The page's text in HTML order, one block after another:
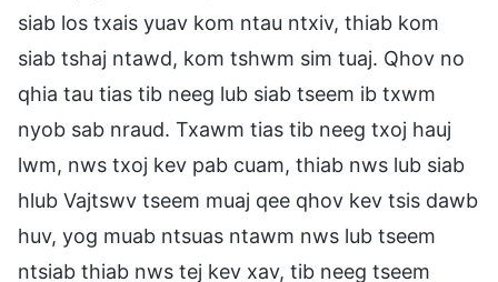
siab los txais yuav kom ntau ntxiv, thiab kom
siab tshaj ntawd, kom tshwm sim tuaj. Qhov no
qhia tau tias tib neeg lub siab tseem ib txwm
nyob sab nraud. Txawm tias tib neeg txoj hauj
lwm, nws txoj kev pab cuam, thiab nws lub siab
hlub Vajtswv tseem muaj qee qhov kev tsis dawb
huv, yog muab ntsuas ntawm nws lub tseem
ntsiab thiab nws tej kev xav, tib neeg tseem